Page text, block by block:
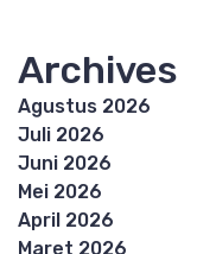
Archives
Agustus 2026
Juli 2026
Juni 2026
Mei 2026
April 2026
Maret 2026